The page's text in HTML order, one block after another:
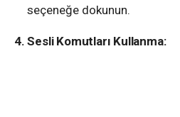
seçeneğe dokunun.
4. Sesli Komutları Kullanma: